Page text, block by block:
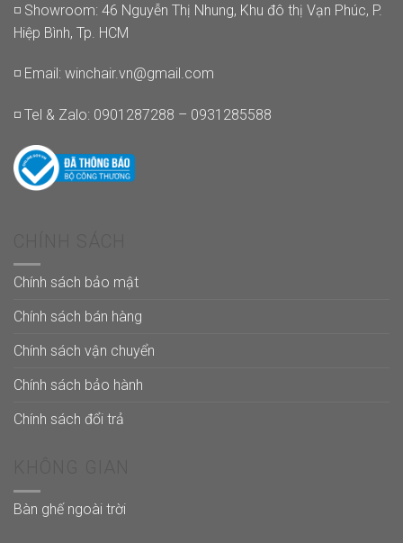
◽ Showroom: 46 Nguyễn Thị Nhung, Khu đô thị Vạn Phúc, P.
Hiệp Bình, Tp. HCM
◽ Email: winchair.vn@gmail.com
◽ Tel & Zalo: 0901287288 – 0931285588
Chính sách bảo mật
Chính sách bán hàng
Chính sách vận chuyển
Chính sách bảo hành
Chính sách đổi trả
Bàn ghế ngoài trời